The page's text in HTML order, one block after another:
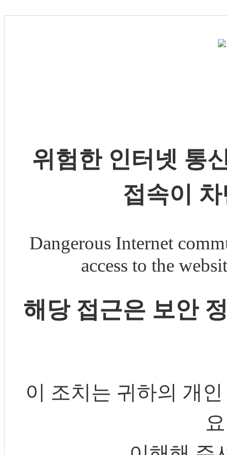
위험한 인터넷 통
접속이
Dangerous Internet
access to the
해당 접근은 보안
이 조치는 귀하의 개